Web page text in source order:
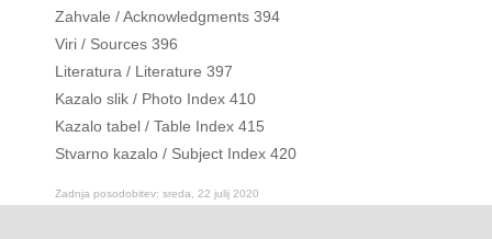
Zahvale / Acknowledgments 394
Viri / Sources 396
Literatura / Literature 397
Kazalo slik / Photo Index 410
Kazalo tabel / Table Index 415
Stvarno kazalo / Subject Index 420
Zadnja posodobitev: sreda, 22 julij 2020